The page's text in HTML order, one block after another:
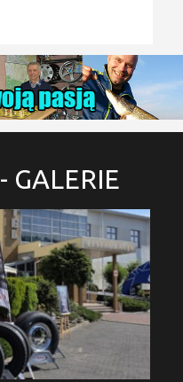
- GALERIE